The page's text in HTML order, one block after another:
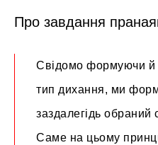
Про завдання
Свідомо формуючи й
тип дихання, ми
заздалегідь обраний
Саме на цьому